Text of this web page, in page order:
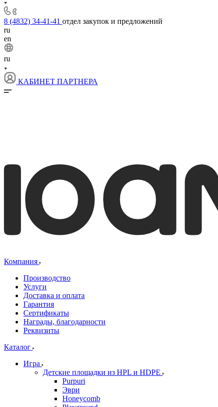
8 (4832) 34-41-41 отдел закупок и предложений
ru
en
ru
КАБИНЕТ ПАРТНЕРА
Компания
Производство
Услуги
Доставка и оплата
Гарантия
Сертификаты
Награды, благодарности
Реквизиты
Каталог
Игра
Детские площадки из HPL и HDPE
Purpuri
Эври
Honeycomb